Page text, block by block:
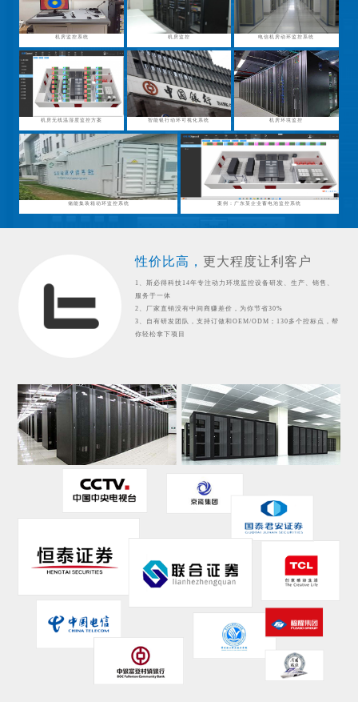
机房监控系统 机房监控 电信机房动环监控系统
机房无线温湿度监控方案 智能银行动环可视化系统 机房环境监控
储能集装箱动环监控系统 案例：广东某企业蓄电池监控系统
性价比高， 更大程度让利客户
1、斯必得科技14年专注动力环境监控设备研发、生产、销售、
服务于一体
2、厂家直销没有中间商赚差价，为你节省30%
3、自有研发团队，支持订做和OEM/ODM；130多个控标点，帮
你轻松拿下项目